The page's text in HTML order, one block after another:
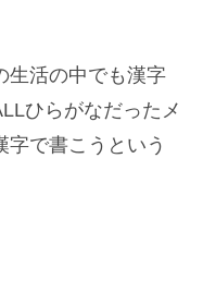
生活の中でも漢字
ひらがなだったメ
字で書こうという